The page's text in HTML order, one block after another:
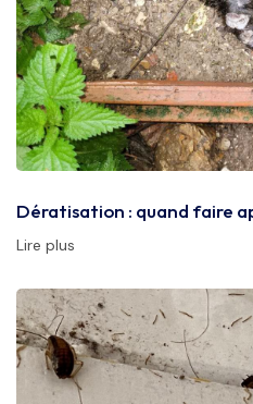
Dératisation : quand faire
Lire plus